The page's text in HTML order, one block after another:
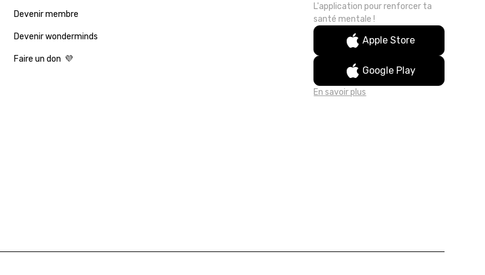
Devenir membre
Devenir wonderminds
Faire un don 💜
L'application pour renforcer ta
santé mentale !
Apple Store
Google Play
En savoir plus